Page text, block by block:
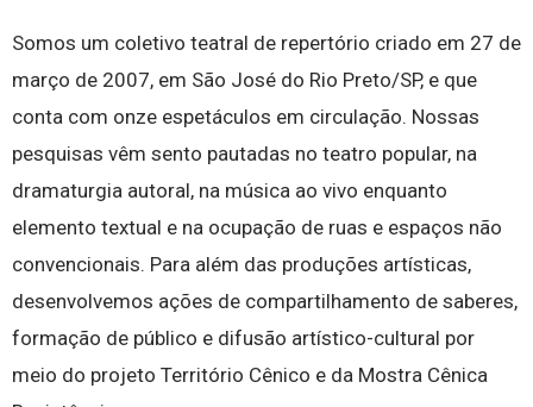
Somos um coletivo teatral de repertório criado em 27 de
março de 2007, em São José do Rio Preto/SP, e que
conta com onze espetáculos em circulação. Nossas
pesquisas vêm sento pautadas no teatro popular, na
dramaturgia autoral, na música ao vivo enquanto
elemento textual e na ocupação de ruas e espaços não
convencionais. Para além das produções artísticas,
desenvolvemos ações de compartilhamento de saberes,
formação de público e difusão artístico-cultural por
meio do projeto Território Cênico e da Mostra Cênica